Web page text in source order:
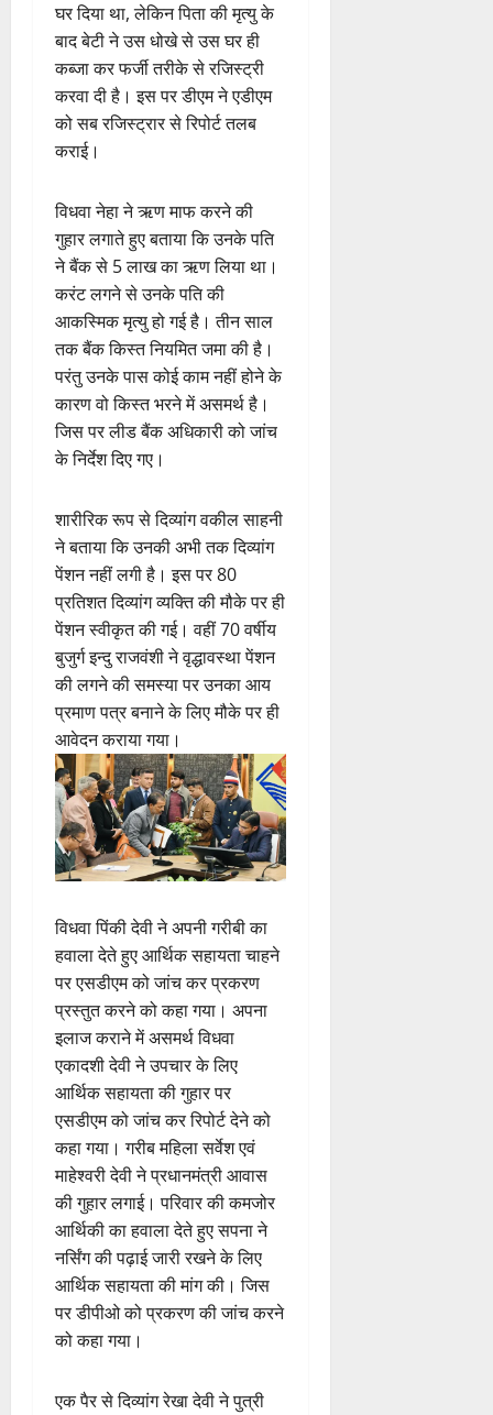
घर दिया था, लेकिन पिता की मृत्यु के
बाद बेटी ने उस धोखे से उस घर ही
कब्जा कर फर्जी तरीके से रजिस्ट्री
करवा दी है। इस पर डीएम ने एडीएम
को सब रजिस्ट्रार से रिपोर्ट तलब
कराई।
विधवा नेहा ने ऋण माफ करने की
गुहार लगाते हुए बताया कि उनके पति
ने बैंक से 5 लाख का ऋण लिया था।
करंट लगने से उनके पति की
आकस्मिक मृत्यु हो गई है। तीन साल
तक बैंक किस्त नियमित जमा की है।
परंतु उनके पास कोई काम नहीं होने के
कारण वो किस्त भरने में असमर्थ है।
जिस पर लीड बैंक अधिकारी को जांच
के निर्देश दिए गए।
शारीरिक रूप से दिव्यांग वकील साहनी
ने बताया कि उनकी अभी तक दिव्यांग
पेंशन नहीं लगी है। इस पर 80
प्रतिशत दिव्यांग व्यक्ति की मौके पर ही
पेंशन स्वीकृत की गई। वहीं 70 वर्षीय
बुजुर्ग इन्दु राजवंशी ने वृद्धावस्था पेंशन
की लगने की समस्या पर उनका आय
प्रमाण पत्र बनाने के लिए मौके पर ही
आवेदन कराया गया।
विधवा पिंकी देवी ने अपनी गरीबी का
हवाला देते हुए आर्थिक सहायता चाहने
पर एसडीएम को जांच कर प्रकरण
प्रस्तुत करने को कहा गया। अपना
इलाज कराने में असमर्थ विधवा
एकादशी देवी ने उपचार के लिए
आर्थिक सहायता की गुहार पर
एसडीएम को जांच कर रिपोर्ट देने को
कहा गया। गरीब महिला सर्वेश एवं
माहेश्वरी देवी ने प्रधानमंत्री आवास
की गुहार लगाई। परिवार की कमजोर
आर्थिकी का हवाला देते हुए सपना ने
नर्सिंग की पढ़ाई जारी रखने के लिए
आर्थिक सहायता की मांग की। जिस
पर डीपीओ को प्रकरण की जांच करने
को कहा गया।
एक पैर से दिव्यांग रेखा देवी ने पुत्री